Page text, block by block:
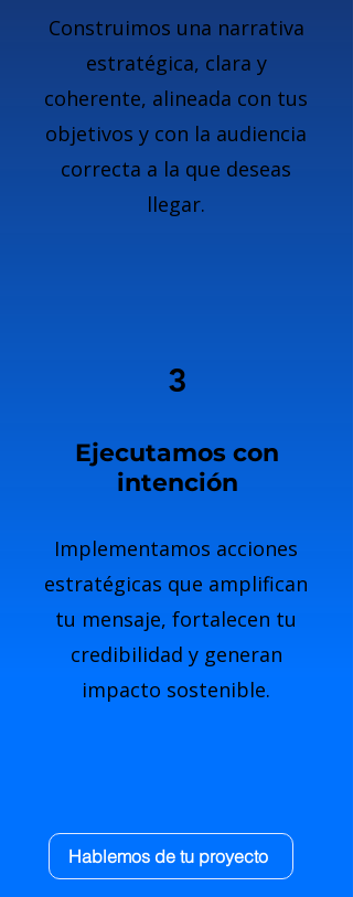
Construimos una narrativa
estratégica, clara y
coherente, alineada con tus
objetivos y con la audiencia
correcta a la que deseas
llegar.
3
Ejecutamos con
intención
Implementamos acciones
estratégicas que amplifican
tu mensaje, fortalecen tu
credibilidad y generan
impacto sostenible.
Hablemos de tu proyecto